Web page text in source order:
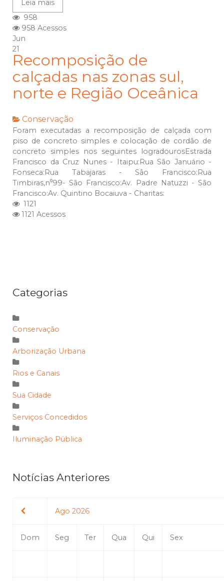
Leia mais
958
958 Acessos
Jun
21
Recomposição de
calçadas nas zonas sul,
norte e Região Oceânica
Conservação
Foram executadas a recomposição de calçada com
piso de concreto simples e colocação de cordão de
concreto simples nos seguintes logradourosEstrada
Francisco da Cruz Nunes - Itaipu:Rua São Januário -
Fonseca:Rua Tabajaras - São Francisco:Rua
Timbiras,n⁰99- São Francisco:Av. Padre Natuzzi - São
Francisco:Av. Quintino Bocaiuva - Charitas:
1121
1121 Acessos
Categorias
Conservação
Arborização Urbana
Rios e Canais
Sua Cidade
Serviços Concedidos
Iluminação Pública
Notícias Anteriores
Ago 2026
Dom Seg Ter Qua Qui Sex